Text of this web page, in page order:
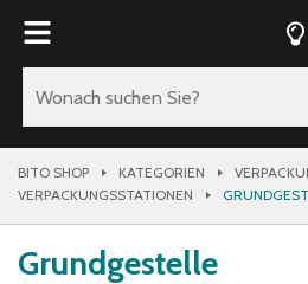
BITO SHOP KATEGORIEN
VERPACKUNGSSTATIONEN
Grundgestelle